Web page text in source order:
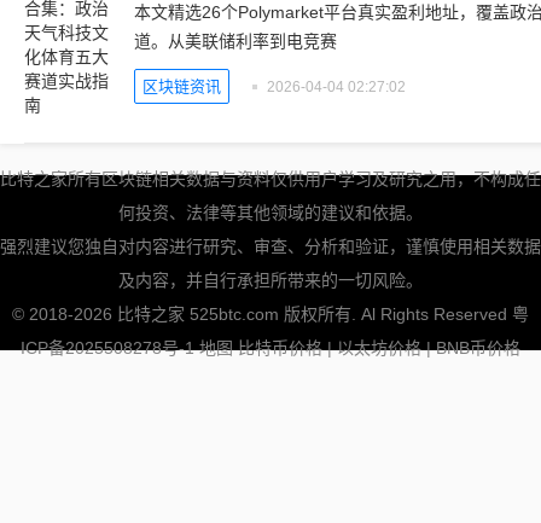
本文精选26个Polymarket平台真实盈利地址，覆盖政
道。从美联储利率到电竞赛
区块链资讯 2026-04-04 02:27:02
比特之家所有区块链相关数据与资料仅供用户学习及研究之用，不构成任
何投资、法律等其他领域的建议和依据。
强烈建议您独自对内容进行研究、审查、分析和验证，谨慎使用相关数据
及内容，并自行承担所带来的一切风险。
© 2018-2026 比特之家 525btc.com 版权所有. Al Rights Reserved 粤
ICP备2025508278号-1 地图 比特币价格|以太坊价格|BNB币价格